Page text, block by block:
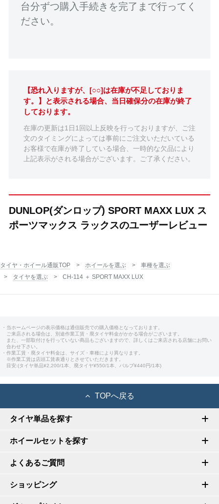
台分ずつ購入手続きを完了まで行ってく
ださい。
【恐れ入りますが、[○○]は在庫が不足しておりま
す。】と表示される場合、当日確保分の在庫が終了
しております。
在庫の更新は1日1回以上反映を行っておりますが、ご注
文のタイミングによっては事前にご注文いただいている
お客様で在庫が終了している場合、一時的な欠品により
上記表示がされる場合がございます。ご了承ください。
DUNLOP(ダンロップ) SPORT MAXX LUX ス
ポーツマックス ラックスのユーザーレビュー
タイヤ・ホイール通販TOP ホイールを選ぶ
車種を選ぶ
タイヤを選ぶ
CH-114 ＋ SPORT MAXX LUX
・当ホームページの表示価格は通信販売での購入価格となっております。
ご来店される場合は、別途作業工賃・廃タイヤ料金がかかる場合がございます。
また、一部取付けを行っていない商品もございますので、詳しくはご来店される店舗にお問い
合わせ下さい。
・作業工賃・廃タイヤ料金は、サイズ・車種により異なります。
※作業工賃は店頭工賃表通りとさせていただきます。
目安:(タイヤ単品¥2,200/1本、廃タイヤ¥550/1本、バルブ¥440円/1本)
TOPへ戻る
タイヤ単品を探す
ホイールセットを探す
よくあるご質問
ショッピング